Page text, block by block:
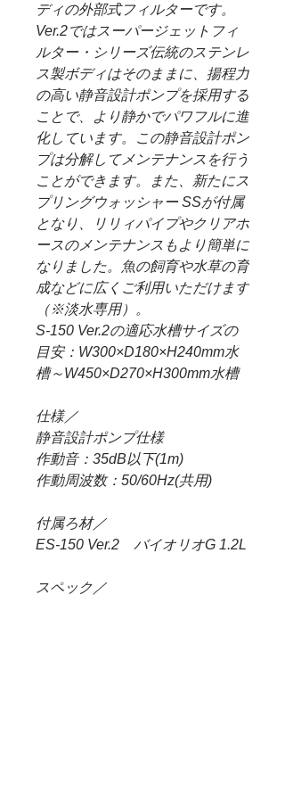
ディの外部式フィルターです。
Ver.2ではスーパージェットフィ
ルター・シリーズ伝統のステンレ
ス製ボディはそのままに、揚程力
の高い静音設計ポンプを採用する
ことで、より静かでパワフルに進
化しています。この静音設計ポン
プは分解してメンテナンスを行う
ことができます。また、新たにス
プリングウォッシャー SSが付属
となり、リリィパイプやクリアホ
ースのメンテナンスもより簡単に
なりました。魚の飼育や水草の育
成などに広くご利用いただけます
（※淡水専用）。
S-150 Ver.2の適応水槽サイズの
目安：W300×D180×H240mm水
槽～W450×D270×H300mm水槽
仕様／
静音設計ポンプ仕様
作動音：35dB以下(1m)
作動周波数：50/60Hz(共用)
付属ろ材／
ES-150 Ver.2 バイオリオG 1.2L
スペック／